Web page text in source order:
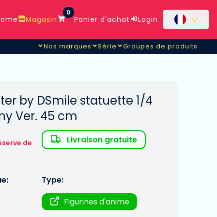
Magasin
0
Panier d'achat Login
Nos marques Série Groupes de produits
by DSmile statuette 1/4
Ver. 45 cm
de
Livraison gratuite
Type:
Figurines d'anime